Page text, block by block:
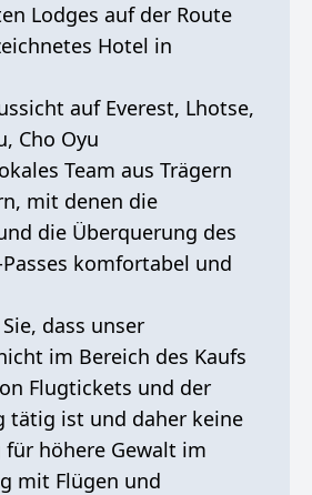
Lodges auf der Route
Hotel in
auf Everest, Lhotse,
Cho Oyu
Team aus Trägern
mit denen die
die Überquerung des
komfortabel und
dass unser
im Bereich des Kaufs
Flugtickets und der
tätig ist und daher keine
höhere Gewalt im
mit Flügen und